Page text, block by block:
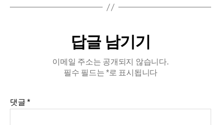
답글 남기기
이메일 주소는 공개되지 않습니다.
필수 필드는*로 표시됩니다
댓글*